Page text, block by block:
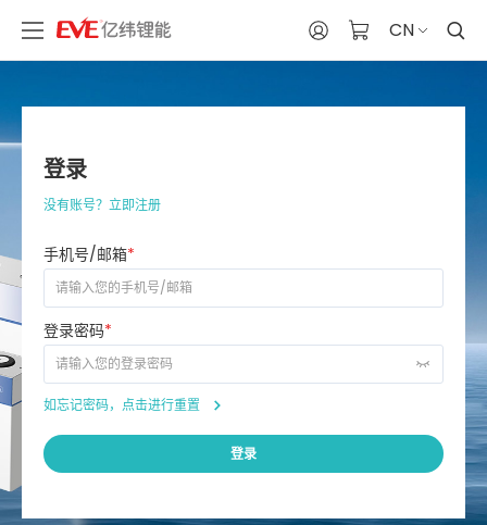
CN
登录
没有账号？立即注册
手机号/邮箱*
登录密码*
如忘记密码，点击进行重置
登录